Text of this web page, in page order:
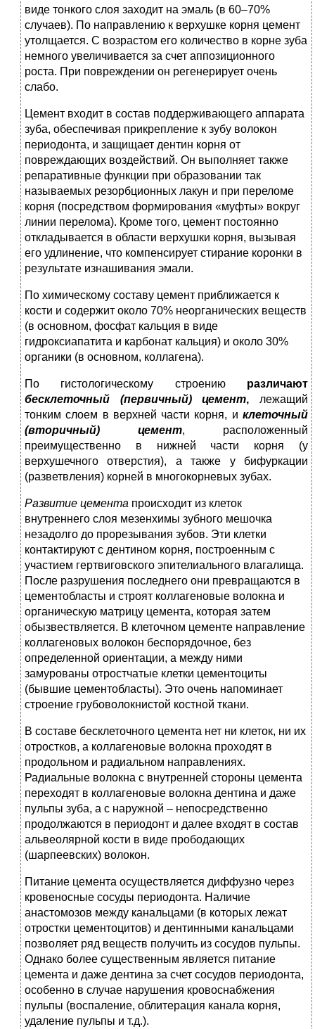
виде тонкого слоя заходит на эмаль (в 60–70%
случаев). По направлению к верхушке корня цемент
утолщается. С возрастом его количество в корне зуба
немного увеличивается за счет аппозиционного
роста. При повреждении он регенерирует очень
слабо.
Цемент входит в состав поддерживающего аппарата
зуба, обеспечивая прикрепление к зубу волокон
периодонта, и защищает дентин корня от
повреждающих воздействий. Он выполняет также
репаративные функции при образовании так
называемых резорбционных лакун и при переломе
корня (посредством формирования «муфты» вокруг
линии перелома). Кроме того, цемент постоянно
откладывается в области верхушки корня, вызывая
его удлинение, что компенсирует стирание коронки в
результате изнашивания эмали.
По химическому составу цемент приближается к
кости и содержит около 70% неорганических веществ
(в основном, фосфат кальция в виде
гидроксиапатита и карбонат кальция) и около 30%
органики (в основном, коллагена).
По гистологическому строению различают
бесклеточный (первичный) цемент, лежащий
тонким слоем в верхней части корня, и клеточный
(вторичный)
цемент, расположенный
преимущественно в нижней части корня (у
верхушечного отверстия), а также у бифуркации
(разветвления) корней в многокорневых зубах.
Развитие цемента происходит из клеток
внутреннего слоя мезенхимы зубного мешочка
незадолго до прорезывания зубов. Эти клетки
контактируют с дентином корня, построенным с
участием гертвиговского эпителиального влагалища.
После разрушения последнего они превращаются в
цементобласты и строят коллагеновые волокна и
органическую матрицу цемента, которая затем
обызвествляется. В клеточном цементе направление
коллагеновых волокон беспорядочное, без
определенной ориентации, а между ними
замурованы отростчатые клетки цементоциты
(бывшие цементобласты). Это очень напоминает
строение грубоволокнистой костной ткани.
В составе бесклеточного цемента нет ни клеток, ни их
отростков, а коллагеновые волокна проходят в
продольном и радиальном направлениях.
Радиальные волокна с внутренней стороны цемента
переходят в коллагеновые волокна дентина и даже
пульпы зуба, а с наружной – непосредственно
продолжаются в периодонт и далее входят в состав
альвеолярной кости в виде прободающих
(шарпеевских) волокон.
Питание цемента осуществляется диффузно через
кровеносные сосуды периодонта. Наличие
анастомозов между канальцами (в которых лежат
отростки цементоцитов) и дентинными канальцами
позволяет ряд веществ получить из сосудов пульпы.
Однако более существенным является питание
цемента и даже дентина за счет сосудов периодонта,
особенно в случае нарушения кровоснабжения
пульпы (воспаление, облитерация канала корня,
удаление пульпы и т.д.).